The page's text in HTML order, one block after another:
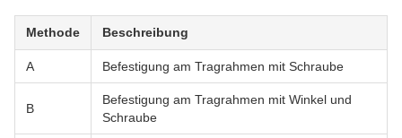
Methode Beschreibung
A Befestigung am Tragrahmen mit Schraube
B
Befestigung am Tragrahmen mit Winkel und
Schraube